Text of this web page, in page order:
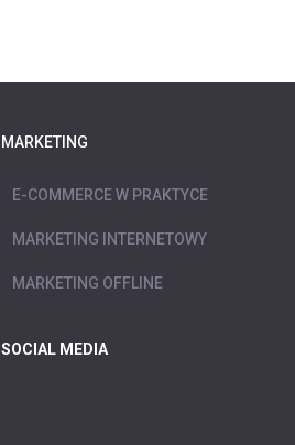
MARKETING
E-COMMERCE W PRAKTYCE
MARKETING INTERNETOWY
MARKETING OFFLINE
SOCIAL MEDIA